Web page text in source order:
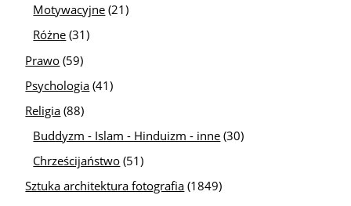
Motywacyjne (21)
Różne (31)
Prawo (59)
Psychologia (41)
Religia (88)
Buddyzm - Islam - Hinduizm - inne (30)
Chrześcijaństwo (51)
Sztuka architektura fotografia (1849)